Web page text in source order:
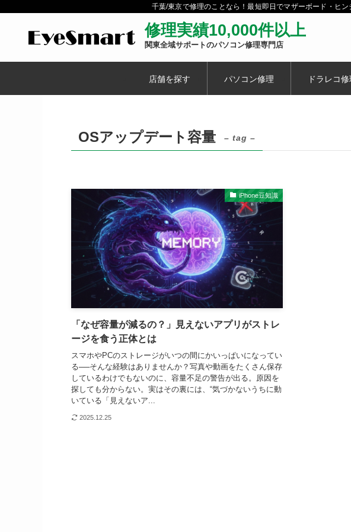
千葉/東京で修理のことなら！最短即日でマザーボード・ヒ
修理実績10,000件以上
関東全域サポートのパソコン修理専門店
店舗を探す パソコン修理 ドラレコ修
OSアップデート容量 – tag –
iPhone豆知識
「なぜ容量が減るの？」見えないアプリがストレ
ージを食う正体とは
スマホやPCのストレージがいつの間にかいっぱいになってい
る──そんな経験はありませんか？写真や動画をたくさん保存
しているわけでもないのに、容量不足の警告が出る。原因を
探しても分からない。実はその裏には、“気づかないうちに動
いている「見えないア...
2025.12.25